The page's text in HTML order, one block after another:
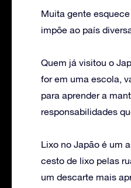
Muita gente
impõe ao país
Quem já visitou o
for em uma escola,
para aprender a
responsabilidades
Lixo no Japão é um
cesto de lixo pelas
um descarte mais